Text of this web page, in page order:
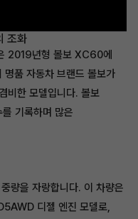
조화
2019년형 볼보 XC60에
명품 자동차 브랜드 볼보가
비한 모델입니다. 볼보
기록하며 많은
을 자랑합니다. 이 차량은
디젤 엔진 모델로,